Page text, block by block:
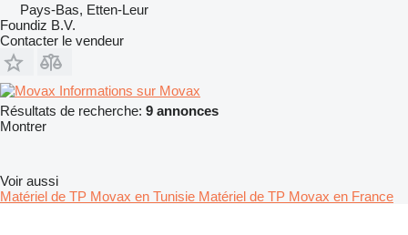
Pays-Bas, Etten-Leur
Foundiz B.V.
Contacter le vendeur
Informations sur Movax
Résultats de recherche: 9 annonces
Montrer
Voir aussi
Matériel de TP Movax en Tunisie Matériel de TP Movax en France